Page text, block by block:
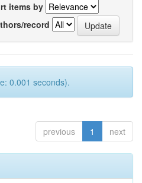
items by
record
0.001 seconds).
previous 1 next